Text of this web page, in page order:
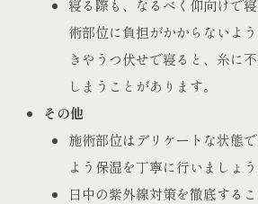
寝る際も、なるべく仰向けで
術部位に負担がかからないよ
きやうつ伏せで寝ると、糸に
しまうことがあります。
その他
施術部位はデリケートな状態
よう保湿を丁寧に行いましょう
日中の紫外線対策を徹底する